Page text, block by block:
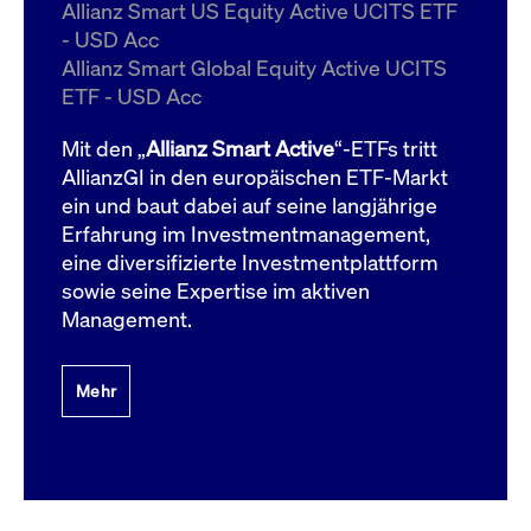
Allianz Smart US Equity Active UCITS ETF
- USD Acc
Allianz Smart Global Equity Active UCITS
ETF - USD Acc
Mit den „Allianz Smart Active“-ETFs tritt
AllianzGI in den europäischen ETF-Markt
ein und baut dabei auf seine langjährige
Erfahrung im Investmentmanagement,
eine diversifizierte Investmentplattform
sowie seine Expertise im aktiven
Management.
Mehr
ApplicationGatewayAffinityCORS
boerse.com
Domain
bis